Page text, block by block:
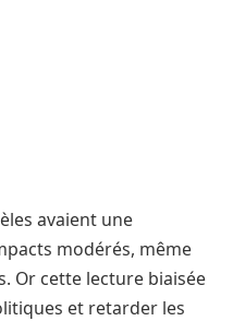
avaient une
modérés, même
Or cette lecture biaisée
et retarder les